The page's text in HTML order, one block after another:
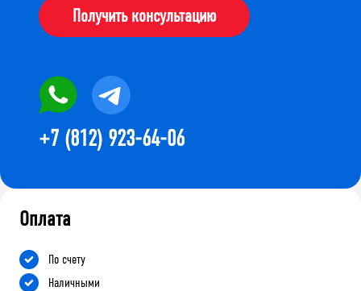
Получить консультацию
+7 (812) 923-64-06
Оплата
По счету
Наличными